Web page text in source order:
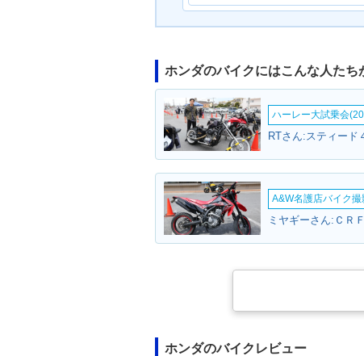
ホンダのバイクにはこんな人たち
ハーレー大試乗会
RTさん:スティード
A&W名護店バイク
ミヤギーさん:ＣＲ
ホンダのバイクレビュー